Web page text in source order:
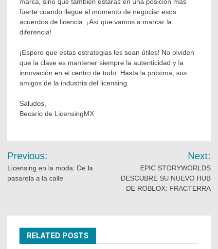
fuerte cuando llegue el momento de negociar esos
acuerdos de licencia. ¡Así que vamos a marcar la
diferencia!
¡Espero que estas estrategias les sean útiles! No olviden
que la clave es mantener siempre la autenticidad y la
innovación en el centro de todo. Hasta la próxima, sus
amigos de la industria del licensing.
Saludos,
Becario de LicensingMX
Previous:
Licensing en la moda: De la
pasarela a la calle
Next:
EPIC STORYWORLDS
DESCUBRE SU NUEVO HUB
DE ROBLOX: FRACTERRA
RELATED POSTS